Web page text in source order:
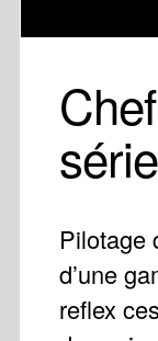
Pilotage
d’une
reflex